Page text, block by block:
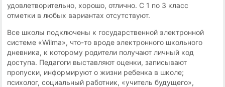
удовлетворительно, хорошо, отлично. С 1 по 3 класс
отметки в любых вариантах отсутствуют.
Все школы подключены к государственной электронной
системе «Wilma», что-то вроде электронного школьного
дневника, к которому родители получают личный код
доступа. Педагоги выставляют оценки, записывают
пропуски, информируют о жизни ребенка в школе;
психолог, социальный работник, «учитель будущего»,